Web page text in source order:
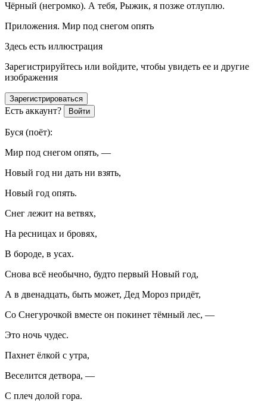
Чёрный (негромко). А тебя, Рыжик, я позже отлуплю.
Приложения. Мир под снегом опять
Здесь есть иллюстрация
Зарегистрируйтесь или войдите, чтобы увидеть ее и другие
изображения
Зарегистрироваться
Есть аккаунт? Войти
Буся (поёт):
Мир под снегом опять, —
Новый год ни дать ни взять,
Новый год опять.
Снег лежит на ветвях,
На ресницах и бровях,
В бороде, в усах.
Снова всё необычно, будто первый Новый год,
А в двенадцать, быть может, Дед Мороз придёт,
Со Снегурочкой вместе он покинет тёмный лес, —
Это ночь чудес.
Пахнет ёлкой с утра,
Веселится детвора, —
С плеч долой гора.